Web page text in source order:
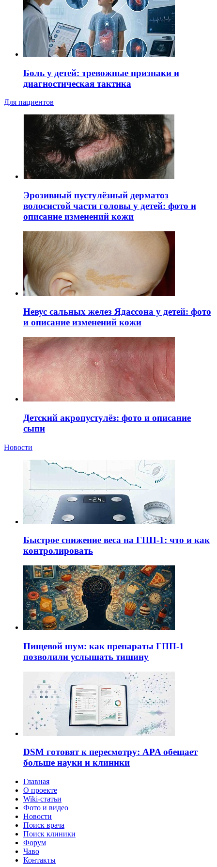
Боль у детей: тревожные признаки и
диагностическая тактика
Для пациентов
Эрозивный пустулёзный дерматоз
волосистой части головы у детей: фото и
описание изменений кожи
Невус сальных желез Ядассона у детей: фото
и описание изменений кожи
Детский акропустулёз: фото и описание
сыпи
Новости
Быстрое снижение веса на ГПП-1: что и как
контролировать
Пищевой шум: как препараты ГПП-1
позволили услышать тишину
DSM готовят к пересмотру: APA обещает
больше науки и клиники
Главная
О проекте
Wiki-статьи
Фото и видео
Новости
Поиск врача
Поиск клиники
Форум
Чаво
Контакты